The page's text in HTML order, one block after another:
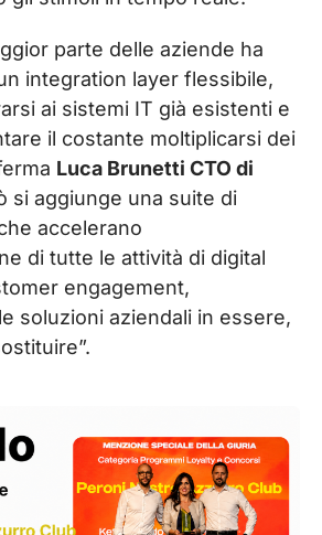
parte delle aziende ha
integration layer flessibile,
ai sistemi IT già esistenti e
il costante moltiplicarsi dei
Luca Brunetti CTO di
si aggiunge una suite di
accelerano
di tutte le attività di digital
engagement,
soluzioni aziendali in essere,